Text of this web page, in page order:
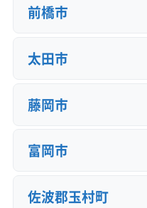
前橋市
太田市
藤岡市
富岡市
佐波郡玉村町